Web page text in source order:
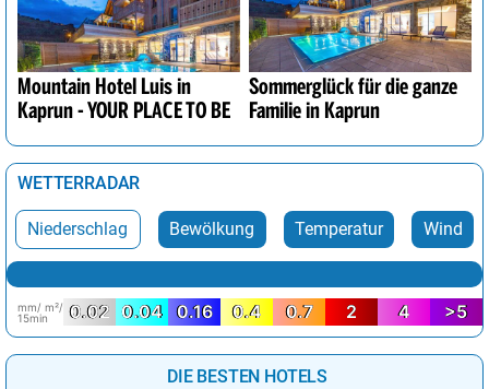
Mountain Hotel Luis in
Kaprun - YOUR PLACE TO BE
Sommerglück für die ganze
Familie in Kaprun
WETTERRADAR
Niederschlag Bewölkung Temperatur Wind
mm/ m²/
15min
0.02 0.04 0.16 0.4 0.7 2 4 >5
DIE BESTEN HOTELS